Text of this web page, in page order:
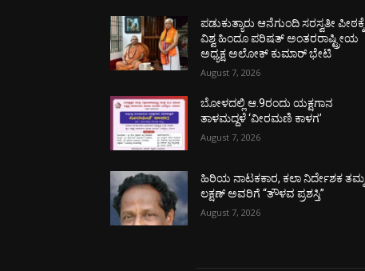
ಪಡುಕುತ್ಯಾರು ಆನೆಗುಂದಿ ಸರಸ್ವತೀ ಪೀಠಕ್ಕೆ
ವಿಶ್ವ ಹಿಂದೂ ಪರಿಷತ್ ಅಂತರರಾಷ್ಟ್ರೀಯ
ಅಧ್ಯಕ್ಷ ಅಲೋಕ್ ಕುಮಾರ್ ಭೇಟಿ
August 7, 2026
ಬೋಳದಲ್ಲಿ ಆ.9ರಂದು ಯಕ್ಷಗಾನ
ತಾಳಮದ್ದಳೆ ‘ವೀರಮಣಿ ಕಾಳಗ’
August 7, 2026
ಹಿರಿಯ ನಾಟಕಕಾರ, ಕಲಾ ನಿರ್ದೇಶಕ ತಮ್ಮ
ಲಕ್ಷಣ್ ಅವರಿಗೆ “ತೌಳವ ಪ್ರಶಸ್ತಿ”
August 7, 2026